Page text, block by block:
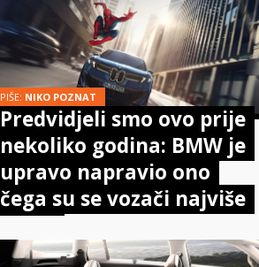
PIŠE: NIKO POZNAT
Predvidjeli smo ovo prije
nekoliko godina: BMW je
upravo napravio ono
čega su se vozači najviše